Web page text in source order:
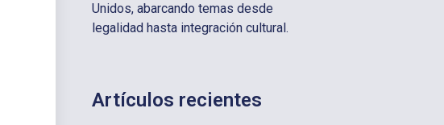
Unidos, abarcando temas desde
legalidad hasta integración cultural.
Artículos recientes